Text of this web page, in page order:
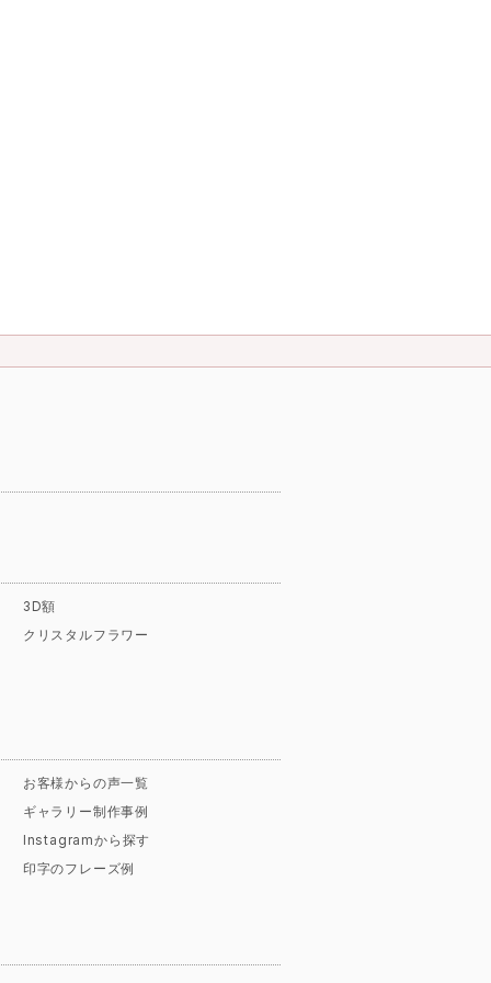
3D額
クリスタルフラワー
お客様からの声一覧
ギャラリー制作事例
Instagramから探す
印字のフレーズ例